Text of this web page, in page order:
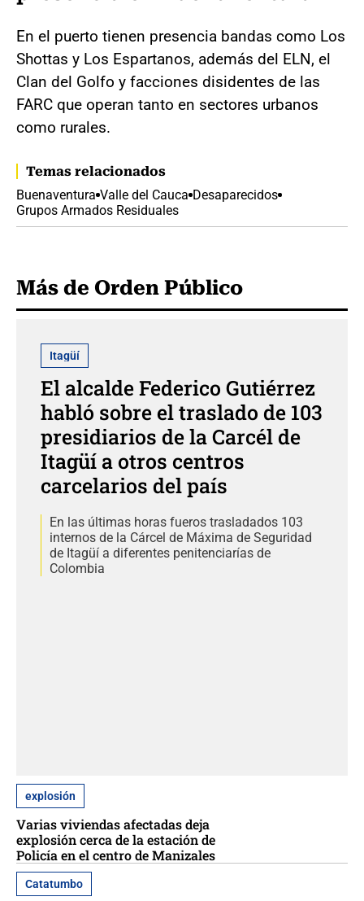
En el puerto tienen presencia bandas como Los
Shottas y Los Espartanos, además del ELN, el
Clan del Golfo y facciones disidentes de las
FARC que operan tanto en sectores urbanos
como rurales.
Temas relacionados
Buenaventura Valle del Cauca Desaparecidos
Grupos Armados Residuales
Más de Orden Público
Itagüí
El alcalde Federico Gutiérrez
habló sobre el traslado de 103
presidiarios de la Carcél de
Itagüí a otros centros
carcelarios del país
En las últimas horas fueros trasladados 103
internos de la Cárcel de Máxima de Seguridad
de Itagüí a diferentes penitenciarías de
Colombia
explosión
Varias viviendas afectadas deja
explosión cerca de la estación de
Policía en el centro de Manizales
Catatumbo